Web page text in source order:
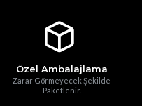
Özel Ambalajlama
Zarar Görmeyecek Şekilde
Paketlenir.